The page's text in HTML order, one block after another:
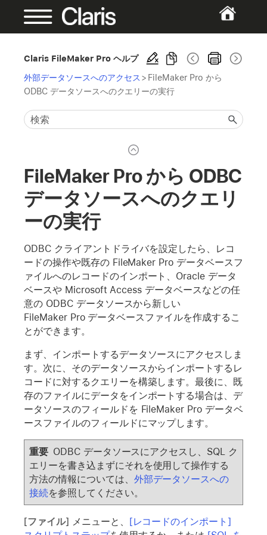
Claris FileMaker Pro ヘルプ
外部データソースへのアクセス > FileMaker Pro から
ODBC データソースへのクエリーの実行
FileMaker Pro から ODBC
データソースへのクエリ
ーの実行
ODBC クライアントドライバを設定したら、レコ
ードの操作や既存の FileMaker Pro データベースフ
ァイルへのレコードのインポート、Oracle データ
ベースや Microsoft Access データベースなどの任
意の ODBC データソースから新しい
FileMaker Pro データベースファイルを作成するこ
とができます。
まず、インポートするデータソースにアクセスしま
す。次に、そのデータソースからインポートするレ
コードに対するクエリーを構築します。最後に、既
存のファイルにデータをインポートする場合は、デ
ータソースのフィールドを FileMaker Pro データベ
ースファイルのフィールドにマップします。
重要 ODBC データソースにアクセスし、SQL ク
エリーを書き込まずにそれを使用して操作する
方法の情報については、 外部データソースへの
接続を参照してください。
[ファイル] メニューと、 [レコードのインポート]